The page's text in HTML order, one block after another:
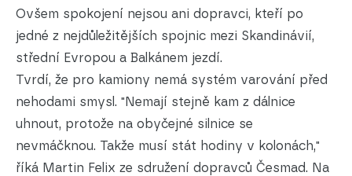
Ovšem spokojení nejsou ani dopravci, kteří po
jedné z nejdůležitějších spojnic mezi Skandinávií,
střední Evropou a Balkánem jezdí.
Tvrdí, že pro kamiony nemá systém varování před
nehodami smysl. "Nemají stejně kam z dálnice
uhnout, protože na obyčejné silnice se
nevmáčknou. Takže musí stát hodiny v kolonách,"
říká Martin Felix ze sdružení dopravců Česmad. Na